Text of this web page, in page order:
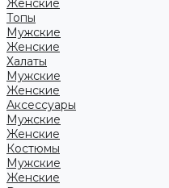
Женские
Топы
Мужские
Женские
Халаты
Мужские
Женские
Аксессуары
Мужские
Женские
Костюмы
Мужские
Женские